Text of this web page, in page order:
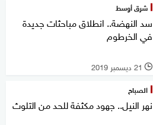
شرق أوسط
سد النهضة.. انطلاق مباحثات جديدة
في الخرطوم
l 21 ديسمبر 2019
الصباح
نهر النيل.. جهود مكثفة للحد من التلوث